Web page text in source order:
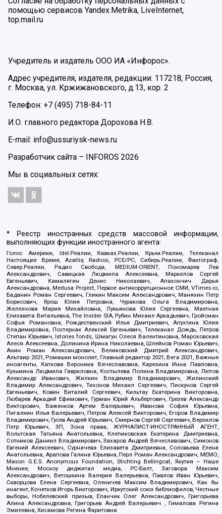
помощью сервисов Yandex.Metrika, LiveInternet,
top.mail.ru
Учредитель и издатель ООО ИА «Инфорос».
Адрес учредителя, издателя, редакции: 117218, Россия,
г. Москва, ул. Кржижановского, д.13, кор. 2
Телефон: +7 (495) 718-84-11
И.О. главного редактора Дорохова Н.В.
E-mail: info@ussuriysk-news.ru
Разработчик сайта –
INFOROS 2026
Мы в социальных сетях:
* Реестр иностранных средств массовой информации,
выполняющих функции иностранного агента:
Голос Америки, Idel.Реалии, Кавказ.Реалии, Крым.Реалии, Телеканал
Настоящее Время, Azatliq Radiosi, PCE/PC, Сибирь.Реалии, Фактограф,
Север.Реалии, Радио Свобода, MEDIUM-ORIENT, Пономарев Лев
Александрович, Савицкая Людмила Алексеевна, Маркелов Сергей
Евгеньевич, Камалягин Денис Николаевич, Апахончич Дарья
Александровна, Medusa Project, Первое антикоррупционное СМИ, VTimes.io,
Баданин Роман Сергеевич, Гликин Максим Александрович, Маняхин Петр
Борисович, Ярош Юлия Петровна, Чуракова Ольга Владимировна,
Железнова Мария Михайловна, Лукьянова Юлия Сергеевна, Маетная
Елизавета Витальевна, The Insider SIA, Рубин Михаил Аркадьевич, Гройсман
Софья Романовна, Рождественский Илья Дмитриевич, Апухтина Юлия
Владимировна, Постернак Алексей Евгеньевич, Телеканал Дождь, Петров
Степан Юрьевич, Istories fonds, Шмагун Олеся Валентиновна, Мароховская
Алеся Алексеевна, Долинина Ирина Николаевна, Шлейнов Роман Юрьевич,
Анин Роман Александрович, Великовский Дмитрий Александрович,
Альтаир 2021, Ромашки монолит, Главный редактор 2021, Вега 2021, Важные
иноагенты, Каткова Вероника Вячеславовна, Карезина Инна Павловна,
Кузьмина Людмила Гавриловна, Костылева Полина Владимировна, Лютов
Александр Иванович, Жилкин Владимир Владимирович, Жилинский
Владимир Александрович, Тихонов Михаил Сергеевич, Пискунов Сергей
Евгеньевич, Ковин Виталий Сергеевич, Кильтау Екатерина Викторовна,
Любарев Аркадий Ефимович, Гурман Юрий Альбертович, Грезев Александр
Викторович, Важенков Артем Валерьевич, Иванова София Юрьевна,
Пигалкин Илья Валерьевич, Петров Алексей Викторович, Егоров Владимир
Владимирович, Гусев Андрей Юрьевич, Смирнов Сергей Сергеевич, Верзилов
Петр Юрьевич, ЗП, Зона права, ЖУРНАЛИСТ-ИНОСТРАННЫЙ АГЕНТ,
Вольтская Татьяна Анатольевна, Клепиковская Екатерина Дмитриевна,
Сотников Даниил Владимирович, Захаров Андрей Вячеславович, Симонов
Евгений Алексеевич, Сурначева Елизавета Дмитриевна, Соловьева Елена
Анатольевна, Арапова Галина Юрьевна, Перл Роман Александрович, МЕМО,
Mason G.E.S. Anonymous Foundation, Stichting Bellingcat, Якутия – Наше
Мнение, Москоу диджитал медиа, РС-Балт, Заговора Максим
Александрович, Ветошкина Валерия Валерьевна, Павлов Иван Юрьевич,
Скворцова Елена Сергеевна, Оленичев Максим Владимирович, Как бы
инагент, Кочетков Игорь Викторович, Иркутский союз библиофилов, Честные
выборы, Нобелевский призыв, Еланчик Олег Александрович, Григорьева
Алина Александровна, Григорьев Андрей Валерьевич , Гималова Регина
Эмилевна, Хисамова Регина Фаритовна